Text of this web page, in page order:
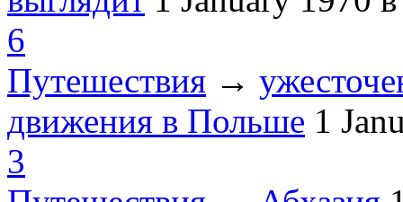
6
Путешествия →
движения в Польше 1
3